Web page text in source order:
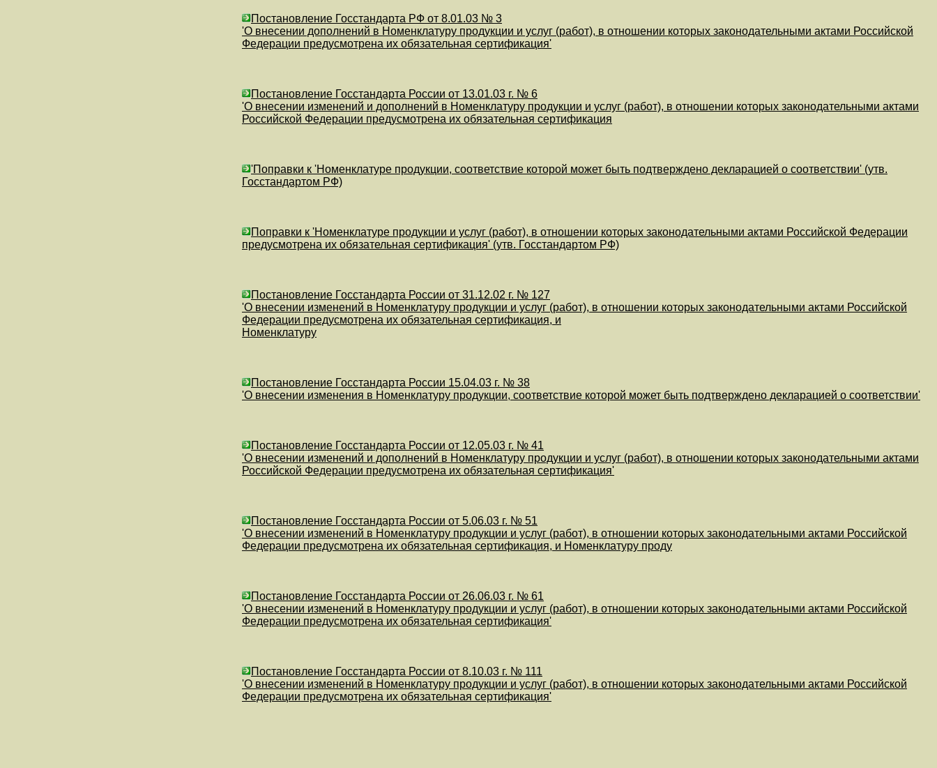
Постановление Госстандарта РФ от 8.01.03 № 3
'О внесении дополнений в Номенклатуру продукции и услуг (работ), в отношении которых законодательными актами Российской
Федерации предусмотрена их обязательная сертификация'
Постановление Госстандарта России от 13.01.03 г. № 6
'О внесении изменений и дополнений в Номенклатуру продукции и услуг (работ), в отношении которых законодательными актами
Российской Федерации предусмотрена их обязательная сертификация
'Поправки к 'Номенклатуре продукции, соответствие которой может быть подтверждено декларацией о соответствии' (утв.
Госстандартом РФ)
Поправки к 'Номенклатуре продукции и услуг (работ), в отношении которых законодательными актами Российской Федерации
предусмотрена их обязательная сертификация' (утв. Госстандартом РФ)
Постановление Госстандарта России от 31.12.02 г. № 127
'О внесении изменений в Номенклатуру продукции и услуг (работ), в отношении которых законодательными актами Российской
Федерации предусмотрена их обязательная сертификация, и
Номенклатуру
Постановление Госстандарта России 15.04.03 г. № 38
'О внесении изменения в Номенклатуру продукции, соответствие которой может быть подтверждено декларацией о соответствии'
Постановление Госстандарта России от 12.05.03 г. № 41
'О внесении изменений и дополнений в Номенклатуру продукции и услуг (работ), в отношении которых законодательными актами
Российской Федерации предусмотрена их обязательная сертификация'
Постановление Госстандарта России от 5.06.03 г. № 51
'О внесении изменений в Номенклатуру продукции и услуг (работ), в отношении которых законодательными актами Российской
Федерации предусмотрена их обязательная сертификация, и Номенклатуру проду
Постановление Госстандарта России от 26.06.03 г. № 61
'О внесении изменений в Номенклатуру продукции и услуг (работ), в отношении которых законодательными актами Российской
Федерации предусмотрена их обязательная сертификация'
Постановление Госстандарта России от 8.10.03 г. № 111
'О внесении изменений в Номенклатуру продукции и услуг (работ), в отношении которых законодательными актами Российской
Федерации предусмотрена их обязательная сертификация'